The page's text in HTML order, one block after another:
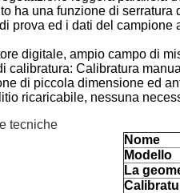
ha una funzione di
prova ed i dati del
digitale, ampio campo di
calibratura: Calibratura
di piccola dimensione ed
ricaricabile, nessuna
tecniche
Nome
Modello
La